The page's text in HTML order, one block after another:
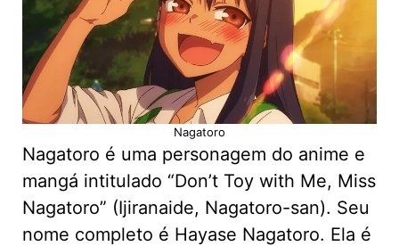
Nagatoro
Nagatoro é uma personagem do anime e
mangá intitulado “Don’t Toy with Me, Miss
Nagatoro” (Ijiranaide, Nagatoro-san). Seu
nome completo é Hayase Nagatoro. Ela é